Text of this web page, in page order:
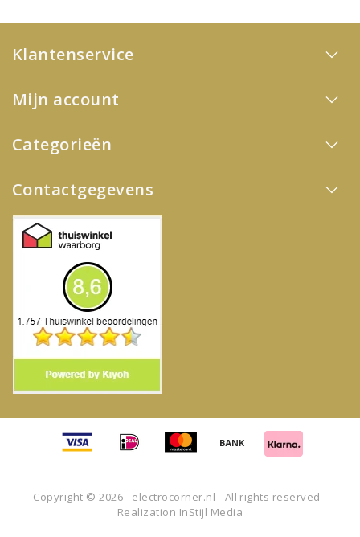
Klantenservice
Mijn account
Categorieën
Contactgegevens
Copyright © 2026 - electrocorner.nl - All rights reserved -
Realization InStijl Media